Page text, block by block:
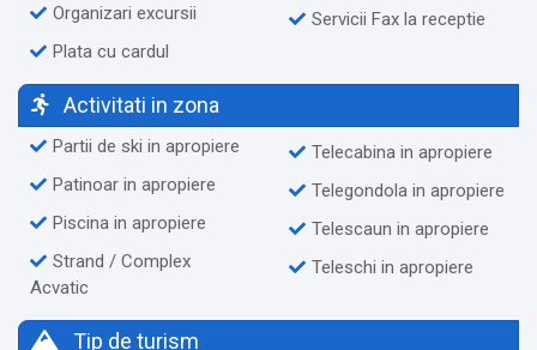
Organizari excursii
Plata cu cardul
Servicii Fax la receptie
Activitati in zona
Partii de ski in apropiere
Patinoar in apropiere
Piscina in apropiere
Strand / Complex
Acvatic
Telecabina in apropiere
Telegondola in apropiere
Telescaun in apropiere
Teleschi in apropiere
Tip de turism